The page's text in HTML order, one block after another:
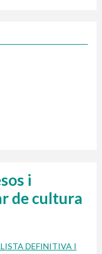
i
de cultura
DEFINITIVA I